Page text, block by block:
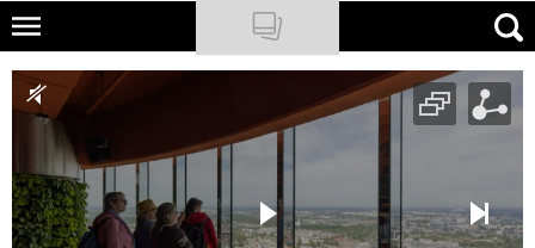
Skip
main
content
NATIONAL GEOGRAPHIC
TRAVELER
PODCASTY
Sklep